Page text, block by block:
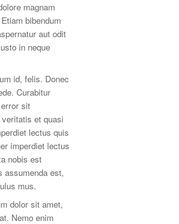
magnam
bibendum
aut odit
in neque
id, felis. Donec
Curabitur
sit
et quasi
lectus quis
imperdiet lectus
nobis est
assumenda est,
mus.
dolor sit amet,
Nemo enim